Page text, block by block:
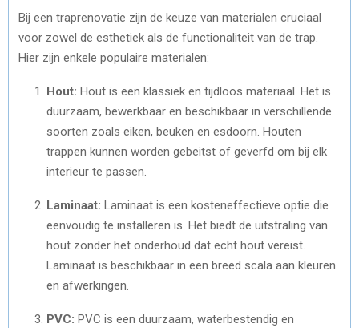
Bij een traprenovatie zijn de keuze van materialen cruciaal
voor zowel de esthetiek als de functionaliteit van de trap.
Hier zijn enkele populaire materialen:
Hout: Hout is een klassiek en tijdloos materiaal. Het is
duurzaam, bewerkbaar en beschikbaar in verschillende
soorten zoals eiken, beuken en esdoorn. Houten
trappen kunnen worden gebeitst of geverfd om bij elk
interieur te passen.
Laminaat: Laminaat is een kosteneffectieve optie die
eenvoudig te installeren is. Het biedt de uitstraling van
hout zonder het onderhoud dat echt hout vereist.
Laminaat is beschikbaar in een breed scala aan kleuren
en afwerkingen.
PVC: PVC is een duurzaam, waterbestendig en